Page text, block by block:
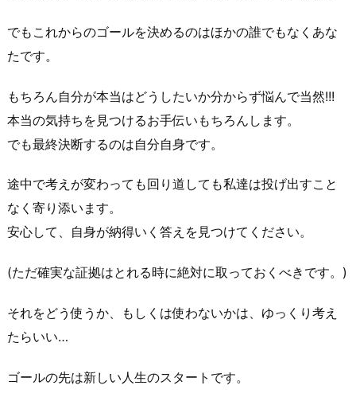
でもこれからのゴールを決めるのはほかの誰でもなくあな
たです。
もちろん自分が本当はどうしたいか分からず悩んで当然!!!
本当の気持ちを見つけるお手伝いもちろんします。
でも最終決断するのは自分自身です。
途中で考えが変わっても回り道しても私達は投げ出すこと
なく寄り添います。
安心して、自身が納得いく答えを見つけてください。
(ただ確実な証拠はとれる時に絶対に取っておくべきです。)
それをどう使うか、もしくは使わないかは、ゆっくり考え
たらいい…
ゴールの先は新しい人生のスタートです。